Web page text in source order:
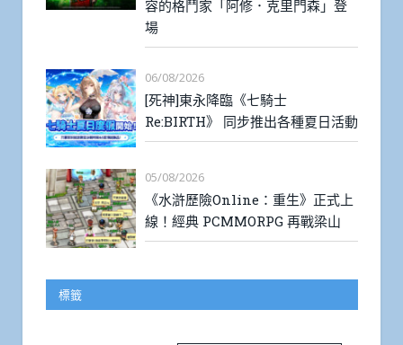
容的格鬥家「阿修．克里門森」登
場
06/08/2026
[死神]東永降臨《七騎士
Re:BIRTH》 同步推出各種夏日活動
05/08/2026
《水滸歷險Online：重生》正式上
線！經典 PCMMORPG 再戰梁山
標籤